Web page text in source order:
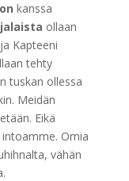
kanssa
ollaan
Kapteeni
tehty
tuskan ollessa
Meidän
Eikä
Omia
vähän